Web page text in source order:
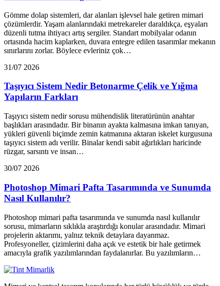
Gömme dolap sistemleri, dar alanları işlevsel hale getiren mimari
çözümlerdir. Yaşam alanlarındaki metrekareler daraldıkça, eşyaları
düzenli tutma ihtiyacı artış sergiler. Standart mobilyalar odanın
ortasında hacim kaplarken, duvara entegre edilen tasarımlar mekanın
sınırlarını zorlar. Böylece evleriniz çok…
31/07 2026
Taşıyıcı Sistem Nedir Betonarme Çelik ve Yığma
Yapıların Farkları
Taşıyıcı sistem nedir sorusu mühendislik literatürünün anahtar
başlıkları arasındadır. Bir binanın ayakta kalmasına imkan tanıyan,
yükleri güvenli biçimde zemin katmanına aktaran iskelet kurgusuna
taşıyıcı sistem adı verilir. Binalar kendi sabit ağırlıkları haricinde
rüzgar, sarsıntı ve insan…
30/07 2026
Photoshop Mimari Pafta Tasarımında ve Sunumda
Nasıl Kullanılır?
Photoshop mimari pafta tasarımında ve sunumda nasıl kullanılır
sorusu, mimarların sıklıkla araştırdığı konular arasındadır. Mimari
projelerin aktarımı, yalnız teknik detaylara dayanmaz.
Profesyoneller, çizimlerini daha açık ve estetik bir hale getirmek
amacıyla grafik yazılımlarından faydalanırlar. Bu yazılımların…